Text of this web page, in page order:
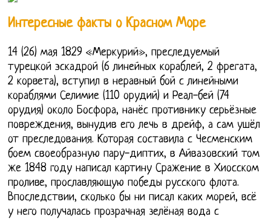
Интересные факты о Красном Море
14 (26) мая 1829 «Меркурий», преследуемый
турецкой эскадрой (6 линейных кораблей, 2 фрегата,
2 корвета), вступил в неравный бой с линейными
кораблями Селимие (110 орудий) и Реал-бей (74
орудия) около Босфора, нанёс противнику серьёзные
повреждения, вынудив его лечь в дрейф, а сам ушёл
от преследования. Которая составила с Чесменским
боем своеобразную пару-диптих, в Айвазовский том
же 1848 году написал картину Сражение в Хиосском
проливе, прославляющую победы русского флота.
Впоследствии, сколько бы ни писал каких морей, всё
у него получалась прозрачная зелёная вода с